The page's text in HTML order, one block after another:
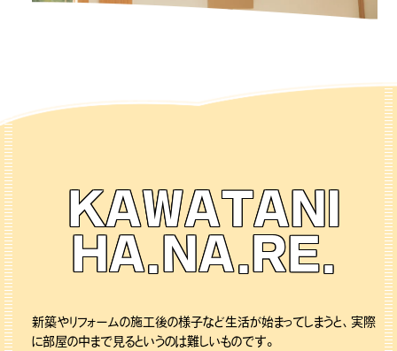
KAWATANI
HA.NA.RE.
新築やリフォームの施工後の様子など生活が始まってしまうと、実際
に部屋の中まで見るというのは難しいものです。